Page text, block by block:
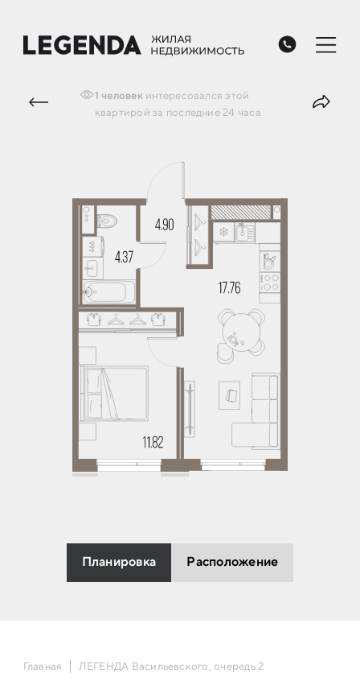
1 человек интересовался этой
квартирой за последние 24 часа
Планировка Расположение
Главная
ЛЕГЕНДА Васильевского, очередь 2